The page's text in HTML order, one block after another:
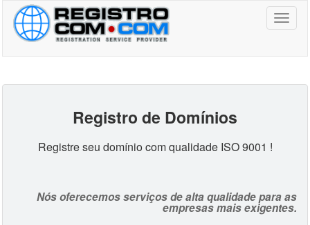
Toggle
Registro de Domínios
Registre seu domínio com qualidade ISO 9001 !
Nós oferecemos serviços de alta qualidade para as
empresas mais exigentes.